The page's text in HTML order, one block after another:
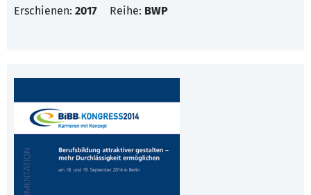
Erschienen: 2017 Reihe: BWP